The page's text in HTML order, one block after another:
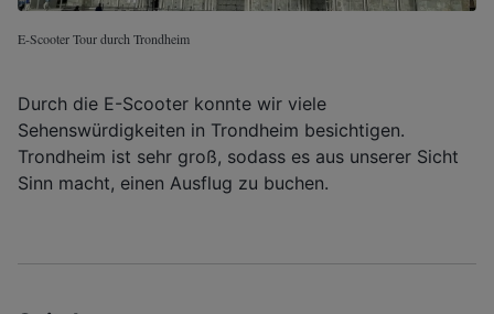
E-Scooter Tour durch Trondheim
Durch die E-Scooter konnte wir viele
Sehenswürdigkeiten in Trondheim besichtigen.
Trondheim ist sehr groß, sodass es aus unserer Sicht
Sinn macht, einen Ausflug zu buchen.